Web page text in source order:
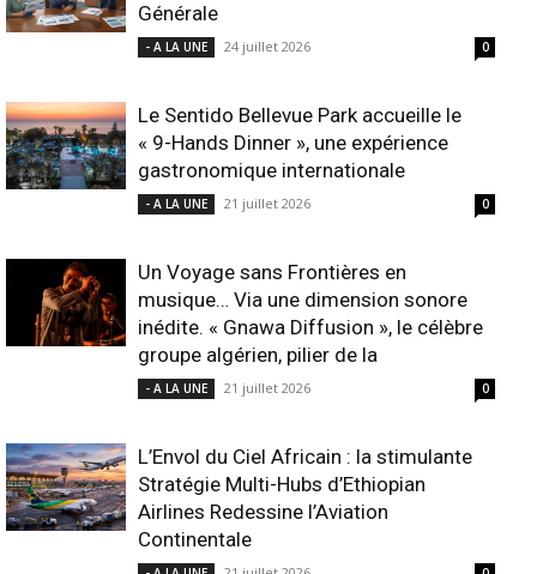
Générale
- A LA UNE 24 juillet 2026 0
Le Sentido Bellevue Park accueille le
« 9-Hands Dinner », une expérience
gastronomique internationale
- A LA UNE 21 juillet 2026 0
Un Voyage sans Frontières en
musique… Via une dimension sonore
inédite. « Gnawa Diffusion », le célèbre
groupe algérien, pilier de la
- A LA UNE 21 juillet 2026 0
L’Envol du Ciel Africain : la stimulante
Stratégie Multi-Hubs d’Ethiopian
Airlines Redessine l’Aviation
Continentale